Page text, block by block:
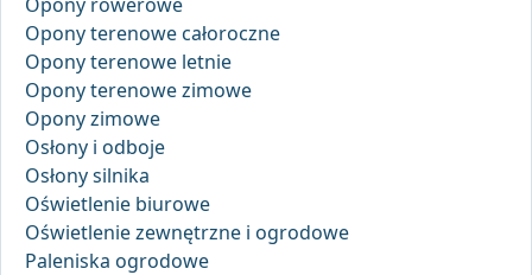
Opony terenowe całoroczne
Opony terenowe letnie
Opony terenowe zimowe
Opony zimowe
Osłony i odboje
Osłony silnika
Oświetlenie biurowe
Oświetlenie zewnętrzne i ogrodowe
Paleniska ogrodowe